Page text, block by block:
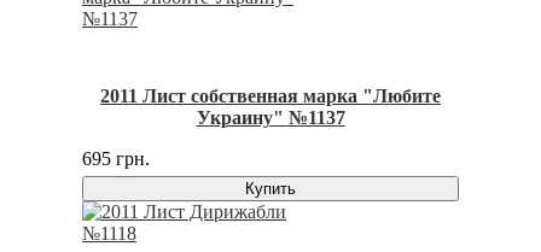
2011 Лист собственная марка "Любите
Украину" №1137
695 грн.
Купить